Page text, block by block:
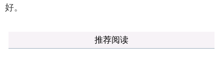
好。
推荐阅读